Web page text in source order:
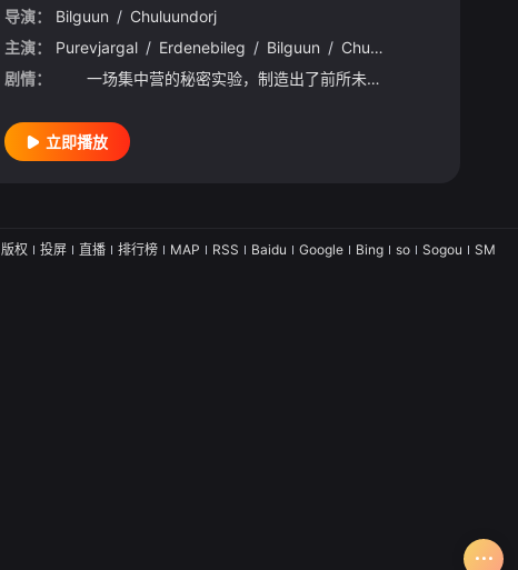
/ 德尔亚·阿拉伯拉 / 塞里夫·埃罗尔 Nebil Sayin /
导演： Bilguun / Chuluundorj
主演：
Purevjargal / Erdenebileg / Bilguun / Chuluundorj
剧情：
一场集中营的秘密实验，制造出了前所未见的怪物……
立即播放
版权 投屏 直播 排行榜 MAP RSS Baidu Google Bing so Sogou SM